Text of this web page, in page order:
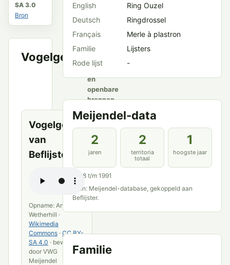
SA 3.0
Bron
Vogelgeluid
VWG
Meijendel
en
openbare
bronnen
Vogelgeluid
van
Beflijster
Opname: Anthony
Wetherhill ·
Wikimedia
Commons · CC BY-
SA 4.0 · bewerkt
door VWG
Meijendel
English
Ring Ouzel
Deutsch
Ringdrossel
Français
Merle à plastron
Familie
Lijsters
Rode lijst
-
Meijendel-data
2
jaren
2
territoria
totaal
1
hoogste jaar
1988 t/m 1991
Bron: Meijendel-database, gekoppeld aan
Beflijster.
Familie